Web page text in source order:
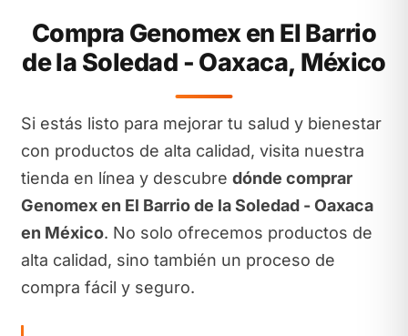
Compra Genomex en El Barrio
de la Soledad - Oaxaca, México
Si estás listo para mejorar tu salud y bienestar
con productos de alta calidad, visita nuestra
tienda en línea y descubre dónde comprar
Genomex en El Barrio de la Soledad - Oaxaca
en México. No solo ofrecemos productos de
alta calidad, sino también un proceso de
compra fácil y seguro.